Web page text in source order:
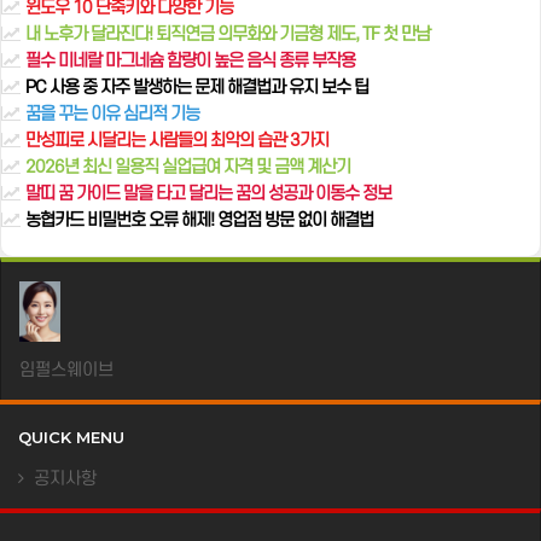
윈도우 10 단축키와 다양한 기능
내 노후가 달라진다! 퇴직연금 의무화와 기금형 제도, TF 첫 만남
필수 미네랄 마그네슘 함량이 높은 음식 종류 부작용
PC 사용 중 자주 발생하는 문제 해결법과 유지 보수 팁
꿈을 꾸는 이유 심리적 기능
만성피로 시달리는 사람들의 최악의 습관 3가지
2026년 최신 일용직 실업급여 자격 및 금액 계산기
말띠 꿈 가이드 말을 타고 달리는 꿈의 성공과 이동수 정보
농협카드 비밀번호 오류 해제! 영업점 방문 없이 해결법
임펄스웨이브
QUICK MENU
공지사항